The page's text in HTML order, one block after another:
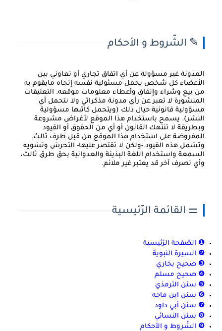
✎ الشّروط و الأحكام
المدونة غير مسؤولة عن أي اتفاق تجاري أو تعاوني بين
الأعضاء كل شخص يحمل مسئولية نفسه إتجاه مايقوم به
من بيع وشراء وإتفاق وأعطاء معلومات موقعه. التعليقات
المنشورة لا تعبر عن رأي مدونة مذكراتي ولا نتحمل أي
مسؤولية قانونية حيال ذلك (ويتحمل كاتبها مسؤولية
النشر). يسمح باستخدام هذا الموقع لأغراض مشروعة
وبطريقة لا تنتهك القانون أو أي من الحقوق أو القيود
المفروضة على استخدام هذا الموقع من قبل طرف ثالث.
وتشمل هذه القيود -ولكن لا تقتصر عليها- التحرش وتشويه
السمعة واستخدام اللغة البذيئة والعدوانية بحق طرق ثالث،
وأي تصرف آخر قد يعتبر غير ملائم.
⚌ القائمة الرّئيسية
❶ الصّفحة الرّئيسية
❷ السيرة النبوية
❸ صحيح بخاري
❹ صحيح مسلم
❺ سنن الترمذي
❻ سنن ابن ماجه
❼ سنن أبي داود
❽ سنن النسائي
❾ الشّروط و الأحكام